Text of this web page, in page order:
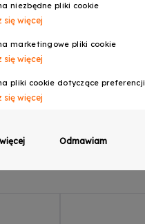
LED
niezbędne pliki cookie
się więcej
marketingowe pliki cookie
się więcej
pliki cookie dotyczące preferencji
się więcej
więcej Odmawiam